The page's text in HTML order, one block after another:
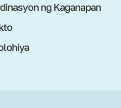
ng Kaganapan